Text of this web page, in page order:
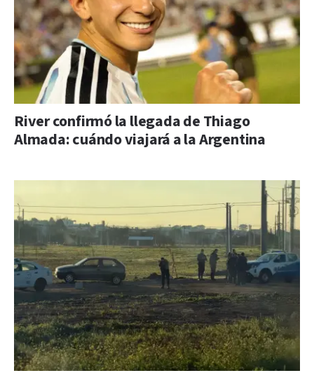
River confirmó la llegada de Thiago
Almada: cuándo viajará a la Argentina